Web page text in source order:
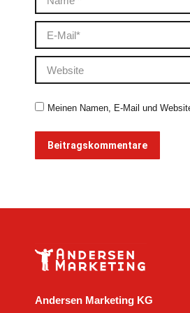
E-Mail *
Website
Meinen Namen, E-Mail und
Beitragskommentare
Andersen Marketing KG